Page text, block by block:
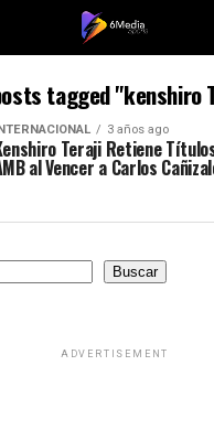
tagged "kenshiro
3 años ago
Teraji Retiene
al Vencer a Carlos
Buscar
ADVERTISEMENT